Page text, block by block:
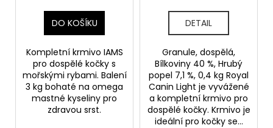
DO KOŠÍKU
Kompletní krmivo IAMS
pro dospělé kočky s
mořskými rybami. Balení
3 kg bohaté na omega
mastné kyseliny pro
zdravou srst.
DETAIL
Granule, dospělá,
Bílkoviny 40 %, Hrubý
popel 7,1 %, 0,4 kg Royal
Canin Light je vyvážené
a kompletní krmivo pro
dospělé kočky. Krmivo je
ideální pro kočky se...